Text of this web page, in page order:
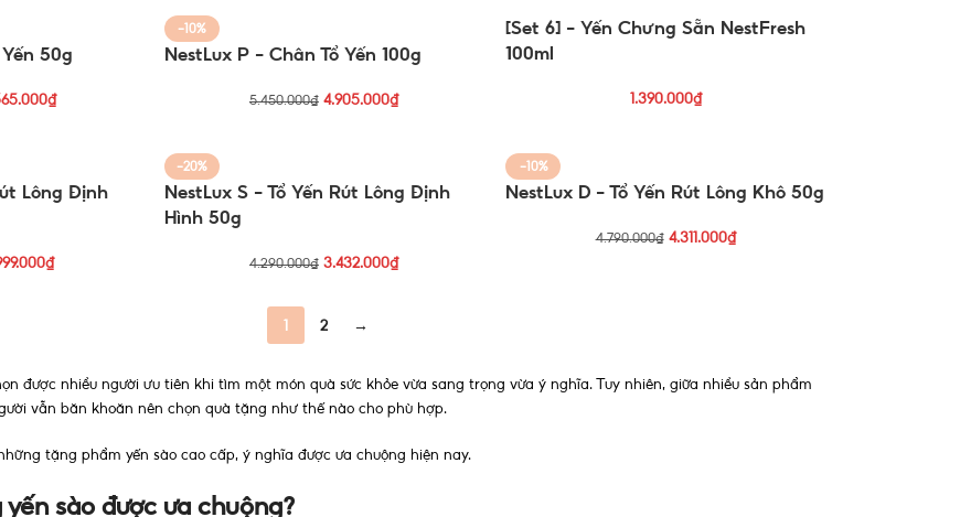
Yến 50g
₫
-10%
NestLux P – Chân Tổ Yến 100g
5.450.000₫ 4.905.000₫
[Set 6] – Yến Chưng Sẵn NestFresh
100ml
1.390.000₫
Lông Định
₫
-20%
NestLux S – Tổ Yến Rút Lông Định
Hình 50g
4.290.000₫ 3.432.000₫
-10%
NestLux D – Tổ Yến Rút Lông Khô 50g
4.790.000₫ 4.311.000₫
1 2 →
được nhiều người ưu tiên khi tìm một món quà sức khỏe vừa sang trọng vừa ý nghĩa. Tuy nhiên, giữa nhiều sản phẩm
vẫn băn khoăn nên chọn quà tặng như thế nào cho phù hợp.
tặng phẩm yến sào cao cấp, ý nghĩa được ưa chuộng hiện nay.
sào được ưa chuộng?